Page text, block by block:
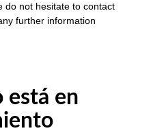
do not hesitate to contact
further information
está en